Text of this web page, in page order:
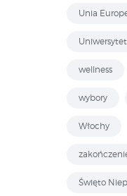
Unia
wellness
wybory
Włochy
Święto